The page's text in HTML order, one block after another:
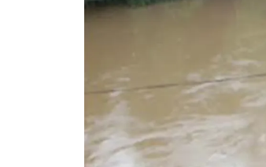
ดาวน์โหลดสนุกแอปฟรี
สงวนลิขสิทธิ์ ©2569บริษัท อิมเมจ ฟิวเจอร์ (ปร